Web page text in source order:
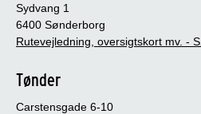
Sydvang 1
6400 Sønderborg
Rutevejledning, oversigtskort mv. -
Tønder
Carstensgade 6-10